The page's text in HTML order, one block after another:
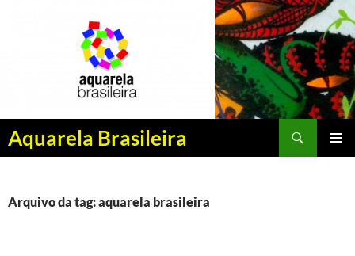
Aquarela Brasileira
Pesquisar
PULAR
CONTEÚDO
Arquivo da tag: aquarela brasileira